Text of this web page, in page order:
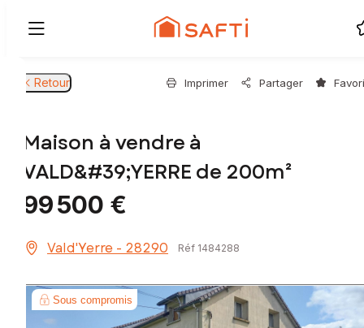
Retour Imprimer Partager
Maison à vendre à
VALD&#39;YERRE de 200m²
99 500 €
Vald'Yerre - 28290 Réf 1484288
Sous compromis